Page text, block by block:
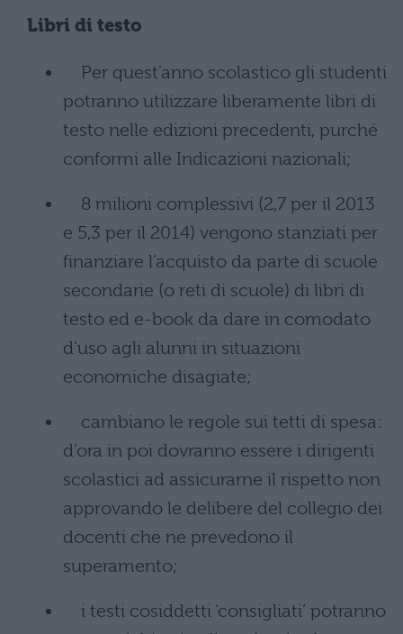
Libri di testo
Per quest’anno scolastico gli studenti
potranno utilizzare liberamente libri di
testo nelle edizioni precedenti, purché
conformi alle Indicazioni nazionali;
8 milioni complessivi (2,7 per il 2013
e 5,3 per il 2014) vengono stanziati per
finanziare l’acquisto da parte di scuole
secondarie (o reti di scuole) di libri di
testo ed e-book da dare in comodato
d’uso agli alunni in situazioni
economiche disagiate;
cambiano le regole sui tetti di spesa:
d’ora in poi dovranno essere i dirigenti
scolastici ad assicurarne il rispetto non
approvando le delibere del collegio dei
docenti che ne prevedono il
superamento;
i testi cosiddetti ‘consigliati’ potranno